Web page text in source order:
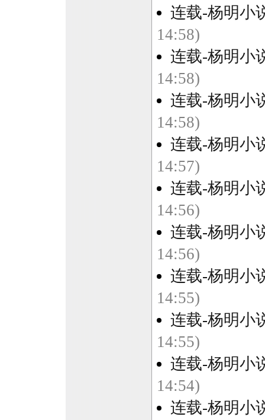
连载-杨明小
14:58)
连载-杨明小
14:58)
连载-杨明小
14:58)
连载-杨明小
14:57)
连载-杨明小
14:56)
连载-杨明小
14:56)
连载-杨明小
14:55)
连载-杨明小
14:55)
连载-杨明小
14:54)
连载-杨明小